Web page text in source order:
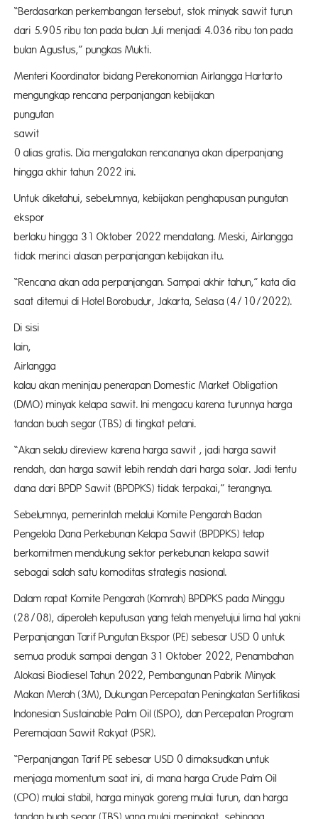
“Berdasarkan perkembangan tersebut, stok minyak sawit turun
dari 5.905 ribu ton pada bulan Juli menjadi 4.036 ribu ton pada
bulan Agustus,” pungkas Mukti.
Menteri Koordinator bidang Perekonomian Airlangga Hartarto
mengungkap rencana perpanjangan kebijakan
pungutan
sawit
0 alias gratis. Dia mengatakan rencananya akan diperpanjang
hingga akhir tahun 2022 ini.
Untuk diketahui, sebelumnya, kebijakan penghapusan pungutan
berlaku hingga 31 Oktober 2022 mendatang. Meski, Airlangga
tidak merinci alasan perpanjangan kebijakan itu.
“Rencana akan ada perpanjangan. Sampai akhir tahun,” kata dia
saat ditemui di Hotel Borobudur, Jakarta, Selasa (4/10/2022).
Di sisi
lain,
Airlangga
kalau akan meninjau penerapan Domestic Market Obligation
(DMO) minyak kelapa sawit. Ini mengacu karena turunnya harga
tandan buah segar (TBS) di tingkat petani.
“Akan selalu direview karena harga sawit , jadi harga sawit
rendah, dan harga sawit lebih rendah dari harga solar. Jadi tentu
dana dari BPDP Sawit (BPDPKS) tidak terpakai,” terangnya.
Sebelumnya, pemerintah melalui Komite Pengarah Badan
Pengelola Dana Perkebunan Kelapa Sawit (BPDPKS) tetap
berkomitmen mendukung sektor perkebunan kelapa sawit
sebagai salah satu komoditas strategis nasional.
Dalam rapat Komite Pengarah (Komrah) BPDPKS pada Minggu
(28/08), diperoleh keputusan yang telah menyetujui lima hal yakni
Perpanjangan Tarif Pungutan Ekspor (PE) sebesar USD 0 untuk
semua produk sampai dengan 31 Oktober 2022, Penambahan
Alokasi Biodiesel Tahun 2022, Pembangunan Pabrik Minyak
Makan Merah (3M), Dukungan Percepatan Peningkatan Sertifikasi
Indonesian Sustainable Palm Oil (ISPO), dan Percepatan Program
Peremajaan Sawit Rakyat (PSR).
“Perpanjangan Tarif PE sebesar USD 0 dimaksudkan untuk
menjaga momentum saat ini, di mana harga Crude Palm Oil
(CPO) mulai stabil, harga minyak goreng mulai turun, dan harga